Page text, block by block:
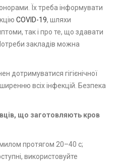
Їх треба інформувати
COVID-19, шляхи
так і про те, що здавати
закладів можна
дотримуватися гігієнічної
всіх інфекцій. Безпека
що заготовляють кров
протягом 20–40 с;
використовуйте